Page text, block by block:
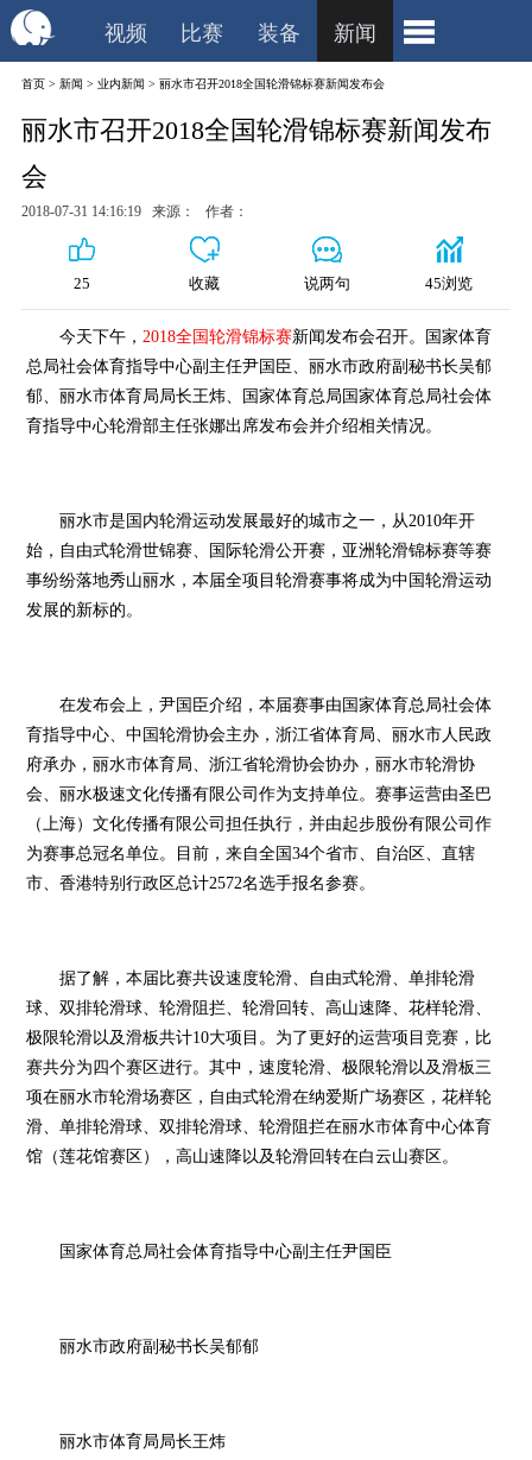
视频 比赛 装备 新闻
首页> 新闻 > 业内新闻 > 丽水市召开2018全国轮滑锦标赛新闻发布会
丽水市召开2018全国轮滑锦标赛新闻发布
会
2018-07-31 14:16:19 来源： 作者：
25 收藏 说两句 45浏览
今天下午，2018全国轮滑锦标赛新闻发布会召开。国家体育
总局社会体育指导中心副主任尹国臣、丽水市政府副秘书长吴郁
郁、丽水市体育局局长王炜、国家体育总局国家体育总局社会体
育指导中心轮滑部主任张娜出席发布会并介绍相关情况。
丽水市是国内轮滑运动发展最好的城市之一，从2010年开
始，自由式轮滑世锦赛、国际轮滑公开赛，亚洲轮滑锦标赛等赛
事纷纷落地秀山丽水，本届全项目轮滑赛事将成为中国轮滑运动
发展的新标的。
在发布会上，尹国臣介绍，本届赛事由国家体育总局社会体
育指导中心、中国轮滑协会主办，浙江省体育局、丽水市人民政
府承办，丽水市体育局、浙江省轮滑协会协办，丽水市轮滑协
会、丽水极速文化传播有限公司作为支持单位。赛事运营由圣巴
（上海）文化传播有限公司担任执行，并由起步股份有限公司作
为赛事总冠名单位。目前，来自全国34个省市、自治区、直辖
市、香港特别行政区总计2572名选手报名参赛。
据了解，本届比赛共设速度轮滑、自由式轮滑、单排轮滑
球、双排轮滑球、轮滑阻拦、轮滑回转、高山速降、花样轮滑、
极限轮滑以及滑板共计10大项目。为了更好的运营项目竞赛，比
赛共分为四个赛区进行。其中，速度轮滑、极限轮滑以及滑板三
项在丽水市轮滑场赛区，自由式轮滑在纳爱斯广场赛区，花样轮
滑、单排轮滑球、双排轮滑球、轮滑阻拦在丽水市体育中心体育
馆（莲花馆赛区），高山速降以及轮滑回转在白云山赛区。
国家体育总局社会体育指导中心副主任尹国臣
丽水市政府副秘书长吴郁郁
丽水市体育局局长王炜